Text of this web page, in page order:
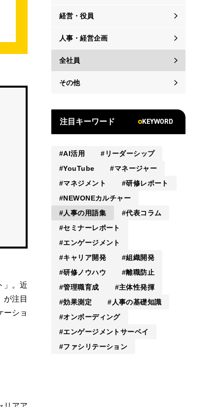
」。近
が注目
ーショ
経営・役員
人事・経営企画
全社員
その他
注目キーワード KEYWORD
AI活用
リーダーシップ
YouTube
マネージャー
マネジメント
研修レポート
NEWONEカルチャー
人事の用語集
代表コラム
セミナーレポート
エンゲージメント
キャリア開発
組織開発
研修ノウハウ
離職防止
管理職育成
主体性発揮
効果測定
人事の基礎知識
オンボーディング
エンゲージメントサーベイ
ファシリテーション